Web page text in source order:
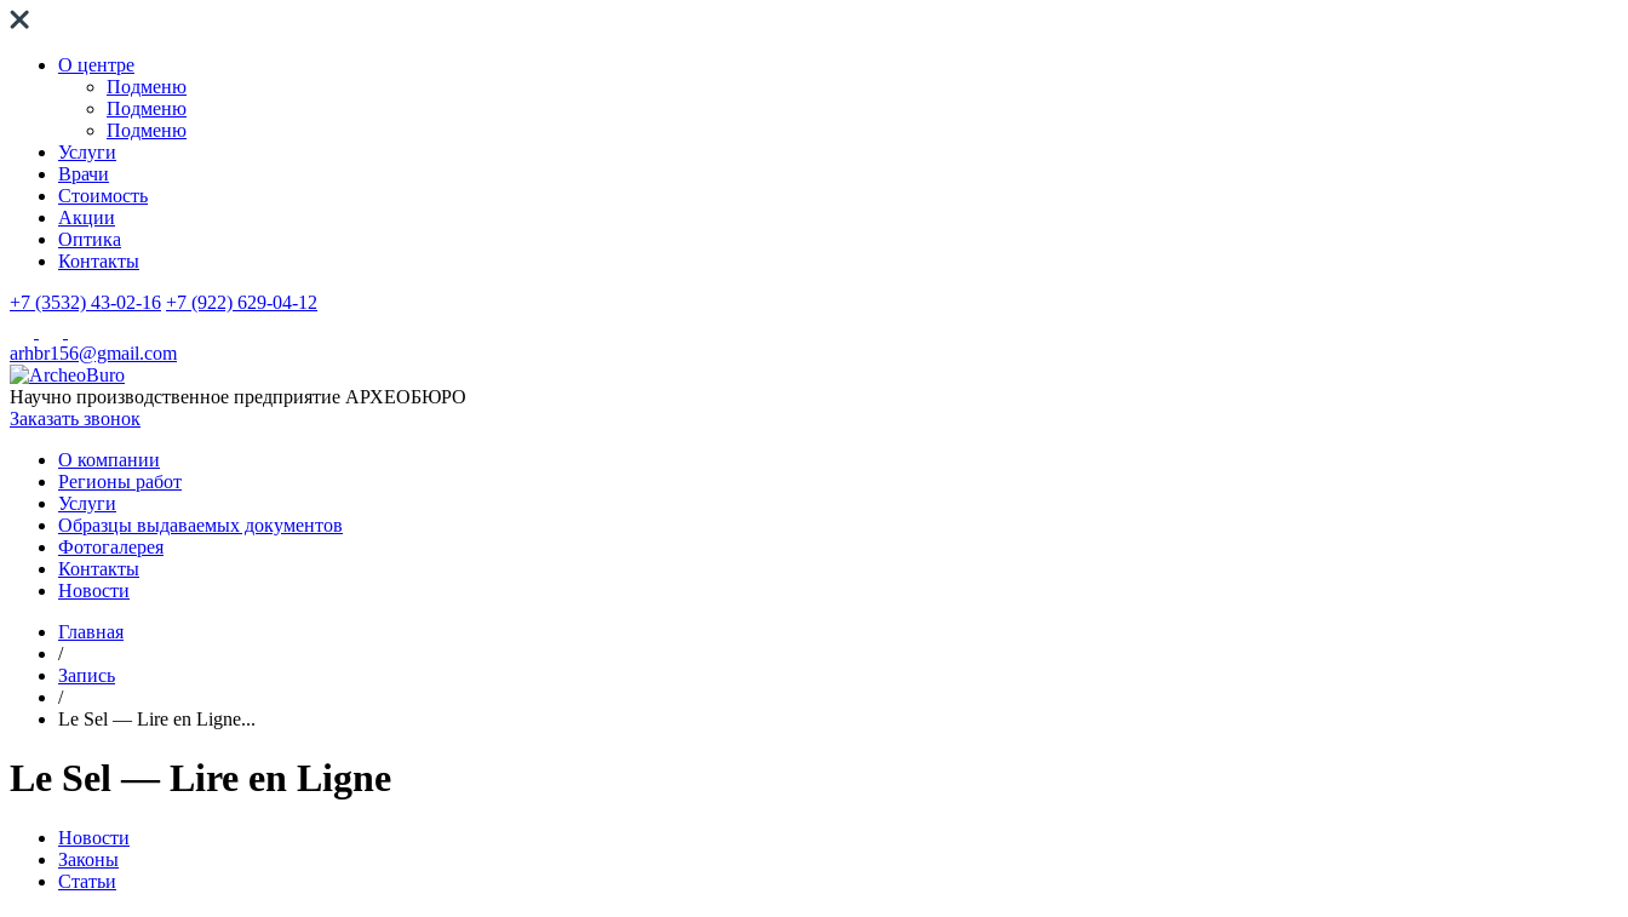
О центре
Подменю
Подменю
Подменю
Услуги
Врачи
Стоимость
Акции
Оптика
Контакты
+7 (3532) 43-02-16 +7 (922) 629-04-12
arhbr156@gmail.com
Научно производственное предприятие АРХЕОБЮРО
Заказать звонок
О компании
Регионы работ
Услуги
Образцы выдаваемых документов
Фотогалерея
Контакты
Новости
Главная
/
Запись
/
Le Sel — Lire en Ligne...
Le Sel — Lire en Ligne
Новости
Законы
Статьи